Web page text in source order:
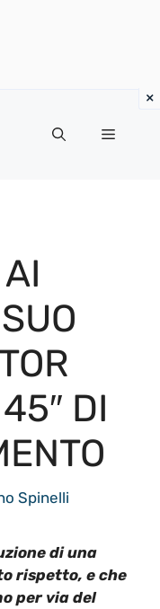
MENU
DI
Spinelli
di una
rispetto, e che
per via del